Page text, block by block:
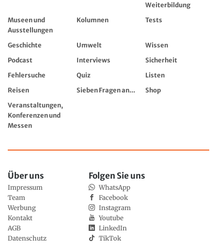
Weiterbildung
Museen und
Ausstellungen
Kolumnen Tests
Geschichte Umwelt
Wissen
Podcast
Interviews
Sicherheit
Fehlersuche
Quiz
Listen
Reisen
Sieben Fragen an...
Shop
Veranstaltungen,
Konferenzen und
Messen
Über uns
Impressum
Team
Werbung
Kontakt
AGB
Datenschutz
Folgen Sie uns
WhatsApp
Facebook
Instagram
Youtube
LinkedIn
TikTok